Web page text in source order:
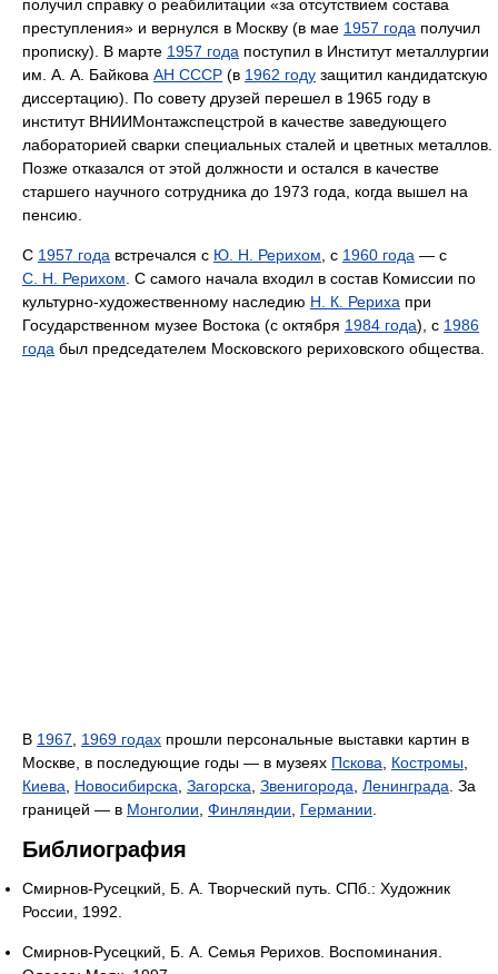
получил справку о реабилитации «за отсутствием состава
преступления» и вернулся в Москву (в мае 1957 года получил
прописку). В марте 1957 года поступил в Институт металлургии
им. А. А. Байкова АН СССР (в 1962 году защитил кандидатскую
диссертацию). По совету друзей перешел в 1965 году в
институт ВНИИМонтажспецстрой в качестве заведующего
лабораторией сварки специальных сталей и цветных металлов.
Позже отказался от этой должности и остался в качестве
старшего научного сотрудника до 1973 года, когда вышел на
пенсию.
С 1957 года встречался с Ю. Н. Рерихом , с 1960 года — с
С. Н. Рерихом . С самого начала входил в состав Комиссии по
культурно-художественному наследию Н. К. Рериха при
Государственном музее Востока (с октября 1984 года), с 1986
года был председателем Московского рериховского общества.
В 1967 1969 годах прошли персональные выставки картин в
Москве, в последующие годы — в музеях Пскова Костромы
Киева
Новосибирска Загорска Звенигорода Ленинграда . За
границей — в Монголии Финляндии Германии
Библиография
Смирнов-Русецкий, Б. А. Творческий путь. СПб.: Художник
России, 1992.
Смирнов-Русецкий, Б. А. Семья Рерихов. Воспоминания.